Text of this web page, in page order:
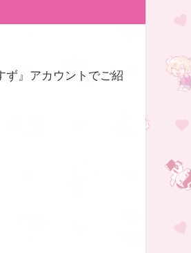
』アカウントでご紹